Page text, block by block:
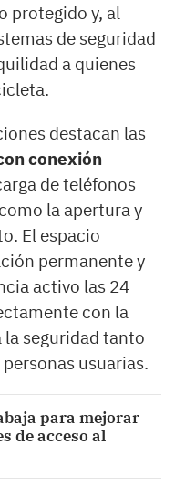
protegido y, al
de seguridad
a quienes
destacan las
conexión
de teléfonos
la apertura y
El espacio
permanente y
activo las 24
con la
la seguridad tanto
usuarias.
para mejorar
de acceso al